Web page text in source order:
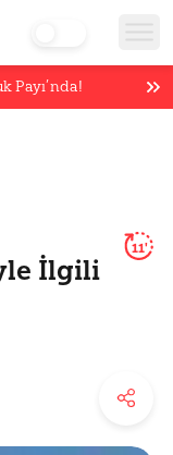
Payı’nda!
İlgili
11'